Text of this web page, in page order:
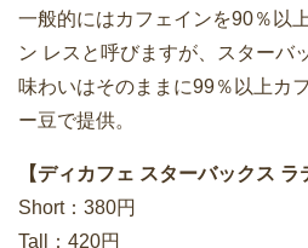
一般的にはカフェインを90％以
ン レスと呼びますが、スターバ
味わいはそのままに99％以上カ
ー豆で提供。
【ディカフェ スターバックス ラ
Short：380円
Tall：420円